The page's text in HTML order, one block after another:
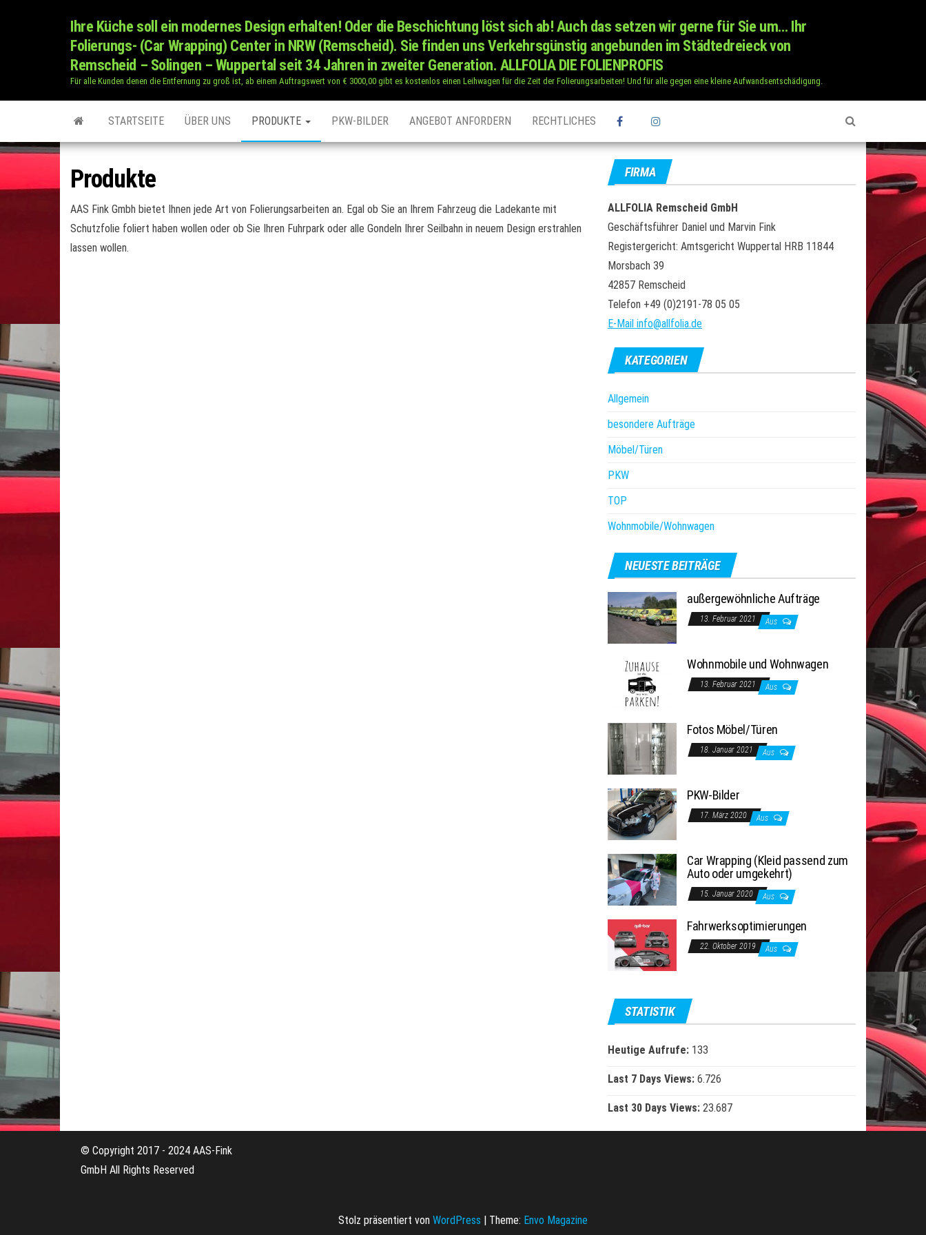
Ihre Küche soll ein modernes Design erhalten! Oder die Beschichtung löst sich ab! Auch das setzen wir gerne für Sie um… Ihr
Folierungs- (Car Wrapping) Center in NRW (Remscheid). Sie finden uns Verkehrsgünstig angebunden im Städtedreieck von
Remscheid – Solingen – Wuppertal seit 34 Jahren in zweiter Generation. ALLFOLIA DIE FOLIENPROFIS
Für alle Kunden denen die Entfernung zu groß ist, ab einem Auftragswert von € 3000,00 gibt es kostenlos einen Leihwagen für die Zeit der Folierungsarbeiten! Und für alle gegen eine kleine Aufwandsentschädigung.
STARTSEITE ÜBER UNS PRODUKTE PKW-BILDER ANGEBOT ANFORDERN RECHTLICHES
Produkte
AAS Fink Gmbh bietet Ihnen jede Art von Folierungsarbeiten an. Egal ob Sie an Ihrem Fahrzeug die Ladekante mit
Schutzfolie foliert haben wollen oder ob Sie Ihren Fuhrpark oder alle Gondeln Ihrer Seilbahn in neuem Design erstrahlen
lassen wollen.
FIRMA
ALLFOLIA Remscheid GmbH
Geschäftsführer Daniel und Marvin Fink
Registergericht: Amtsgericht Wuppertal HRB 11844
Morsbach 39
42857 Remscheid
Telefon +49 (0)2191-78 05 05
E-Mail info@allfolia.de
KATEGORIEN
Allgemein
besondere Aufträge
Möbel/Türen
PKW
TOP
Wohnmobile/Wohnwagen
NEUESTE BEITRÄGE
außergewöhnliche Aufträge
13. Februar 2021 Aus
Wohnmobile und Wohnwagen
13. Februar 2021 Aus
Fotos Möbel/Türen
18. Januar 2021 Aus
PKW-Bilder
17. März 2020 Aus
Car Wrapping (Kleid passend zum
Auto oder umgekehrt)
15. Januar 2020 Aus
Fahrwerksoptimierungen
22. Oktober 2019 Aus
STATISTIK
Heutige Aufrufe: 133
Last 7 Days Views: 6.726
Last 30 Days Views: 23.687
© Copyright 2017 - 2024 AAS-Fink
GmbH All Rights Reserved
Stolz präsentiert von WordPress | Theme: Envo Magazine